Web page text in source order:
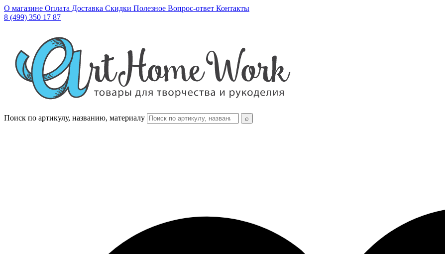
О магазине Оплата Доставка Скидки Полезное Вопрос-ответ Контакты
8 (499) 350 17 87
Поиск по артикулу, названию, материалу ⌕